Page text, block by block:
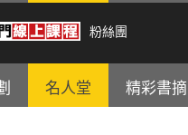
粉絲團
名人堂 精彩書摘